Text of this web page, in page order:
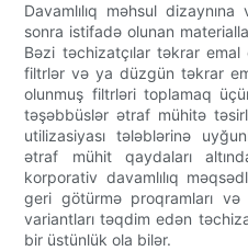
Davamlılıq məhsul
sonra istifadə olunan
Bəzi təchizatçılar təkrar
filtrlər və ya düzgün təkrar
olunmuş filtrləri toplamaq
təşəbbüslər ətraf mühitə
utilizasiyası tələblərinə
ətraf mühit qaydaları
korporativ davamlılıq
geri götürmə proqramları
variantları təqdim edən
bir üstünlük ola bilər.